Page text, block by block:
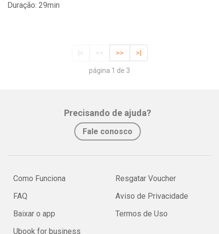
Duração: 29min
|< << >> >|
página 1 de 3
Precisando de ajuda?
Fale conosco
Como Funciona
FAQ
Baixar o app
Ubook for business
Resgatar Voucher
Aviso de Privacidade
Termos de Uso